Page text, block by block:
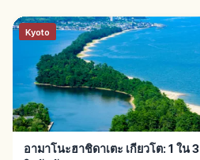
Kyoto
อามาโนะฮาชิดาเตะ เกียวโต: 1 ใน 3